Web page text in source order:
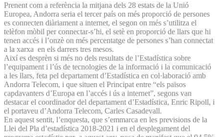
Prenent com a referència la mitjana dels 28 estats de la Unió
Europea, Andorra seria el tercer país on més proporció de persones
es connecten diàriament a internet, el segon on més s’utilitza el
telèfon mòbil per connectar-s’hi, el setè en proporció de llars que hi
tenen accés i l’onzè on més percentatge de persones s’han connectat
a la xarxa en els darrers tres mesos.
Així es desprèn si més no dels resultats de l’Estadística sobre
l’equipament i l’ús de tecnologies de la informació i la comunicació
a les llars, feta pel departament d’Estadística en col·laboració amb
Andorra Telecom, i que situen el Principat entre “els països
capdavanters d’Europa en l’accés i ús a internet”, segons van
destacar el coordinador del departament d’Estadística, Enric Ripoll, i
el portaveu d’Andorra Telecom, Carles Casadevall.
En aquest sentit, l’enquesta, que s’emmarca en les previsions de la
Llei del Pla d’estadística 2018-2021 i en el desplegament del